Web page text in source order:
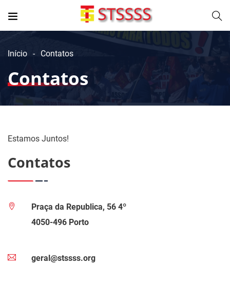
Início Contatos
Contatos
Estamos Juntos!
Contatos
Praça da Republica, 56 4º
4050-496 Porto
geral@stssss.org